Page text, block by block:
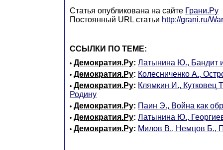
Статья опубликована на сайте Грани.Ру
Постоянный URL статьи http://grani.ru/
ССЫЛКИ ПО ТЕМЕ:
• Демократия.Ру: Латынина Ю., Бандит
• Демократия.Ру: Колесниченко А.,
• Демократия.Ру: Клямкин И., Кутковец
Родину
• Демократия.Ру: Паин Э., Война как
• Демократия.Ру: Латынина Ю.,
• Демократия.Ру: Милов В., Немцов Б.,